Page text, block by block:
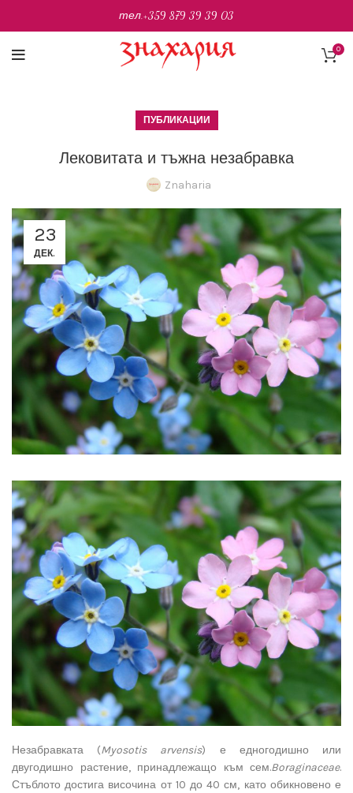
0
ПУБЛИКАЦИИ
Лековитата и тъжна незабравка
Znaharia
23
ДЕК.
Незабравката (Myosotis arvensis) е едногодишно или
двугодишно растение, принадлежащо към сем.Boraginaceae.
Стъблото достига височина от 10 до 40 см, като обикновено е
тел.+359 879 39 39 03